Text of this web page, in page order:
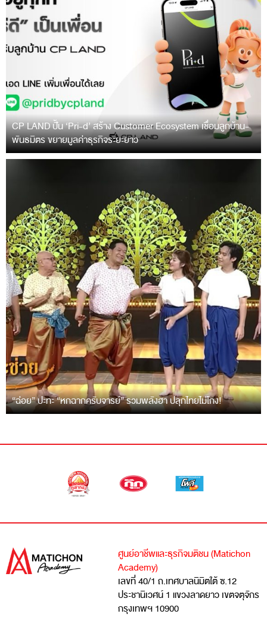
CP LAND ปั้น ‘Pri-d’ สร้าง Customer Ecosystem เชื่อมลูกบ้าน-
พันธมิตร ขยายมูลค่าธุรกิจระยะยาว
“ฉ่อย” ปะทะ “หกฉากครับจารย์” รวมพลังฮา ปลุกไทยไม่โกง!
ศูนย์อาชีพและธุรกิจมติชน (Matichon
Academy)
เลขที่ 40/1 ถ.เทศบาลนิมิตใต้ ซ.12
ประชานิเวศน์ 1 แขวงลาดยาว เขตจตุจักร
กรุงเทพฯ 10900